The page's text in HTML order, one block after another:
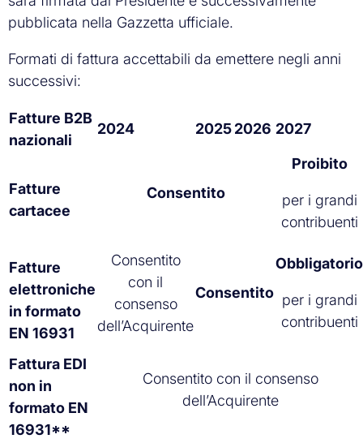
pubblicata nella Gazzetta ufficiale.
Formati di fattura accettabili da emettere negli anni
successivi:
Fatture B2B
nazionali
2024 20252026 2027
Fatture
cartacee
Consentito
Proibito
per i grandi
contribuenti
Fatture
elettroniche
in formato
EN 16931
Consentito
con il
consenso
dell’Acquirente
Consentito
Obbligatorio
per i grandi
contribuenti
Fattura EDI
non in
formato EN
16931**
Consentito con il consenso
dell’Acquirente